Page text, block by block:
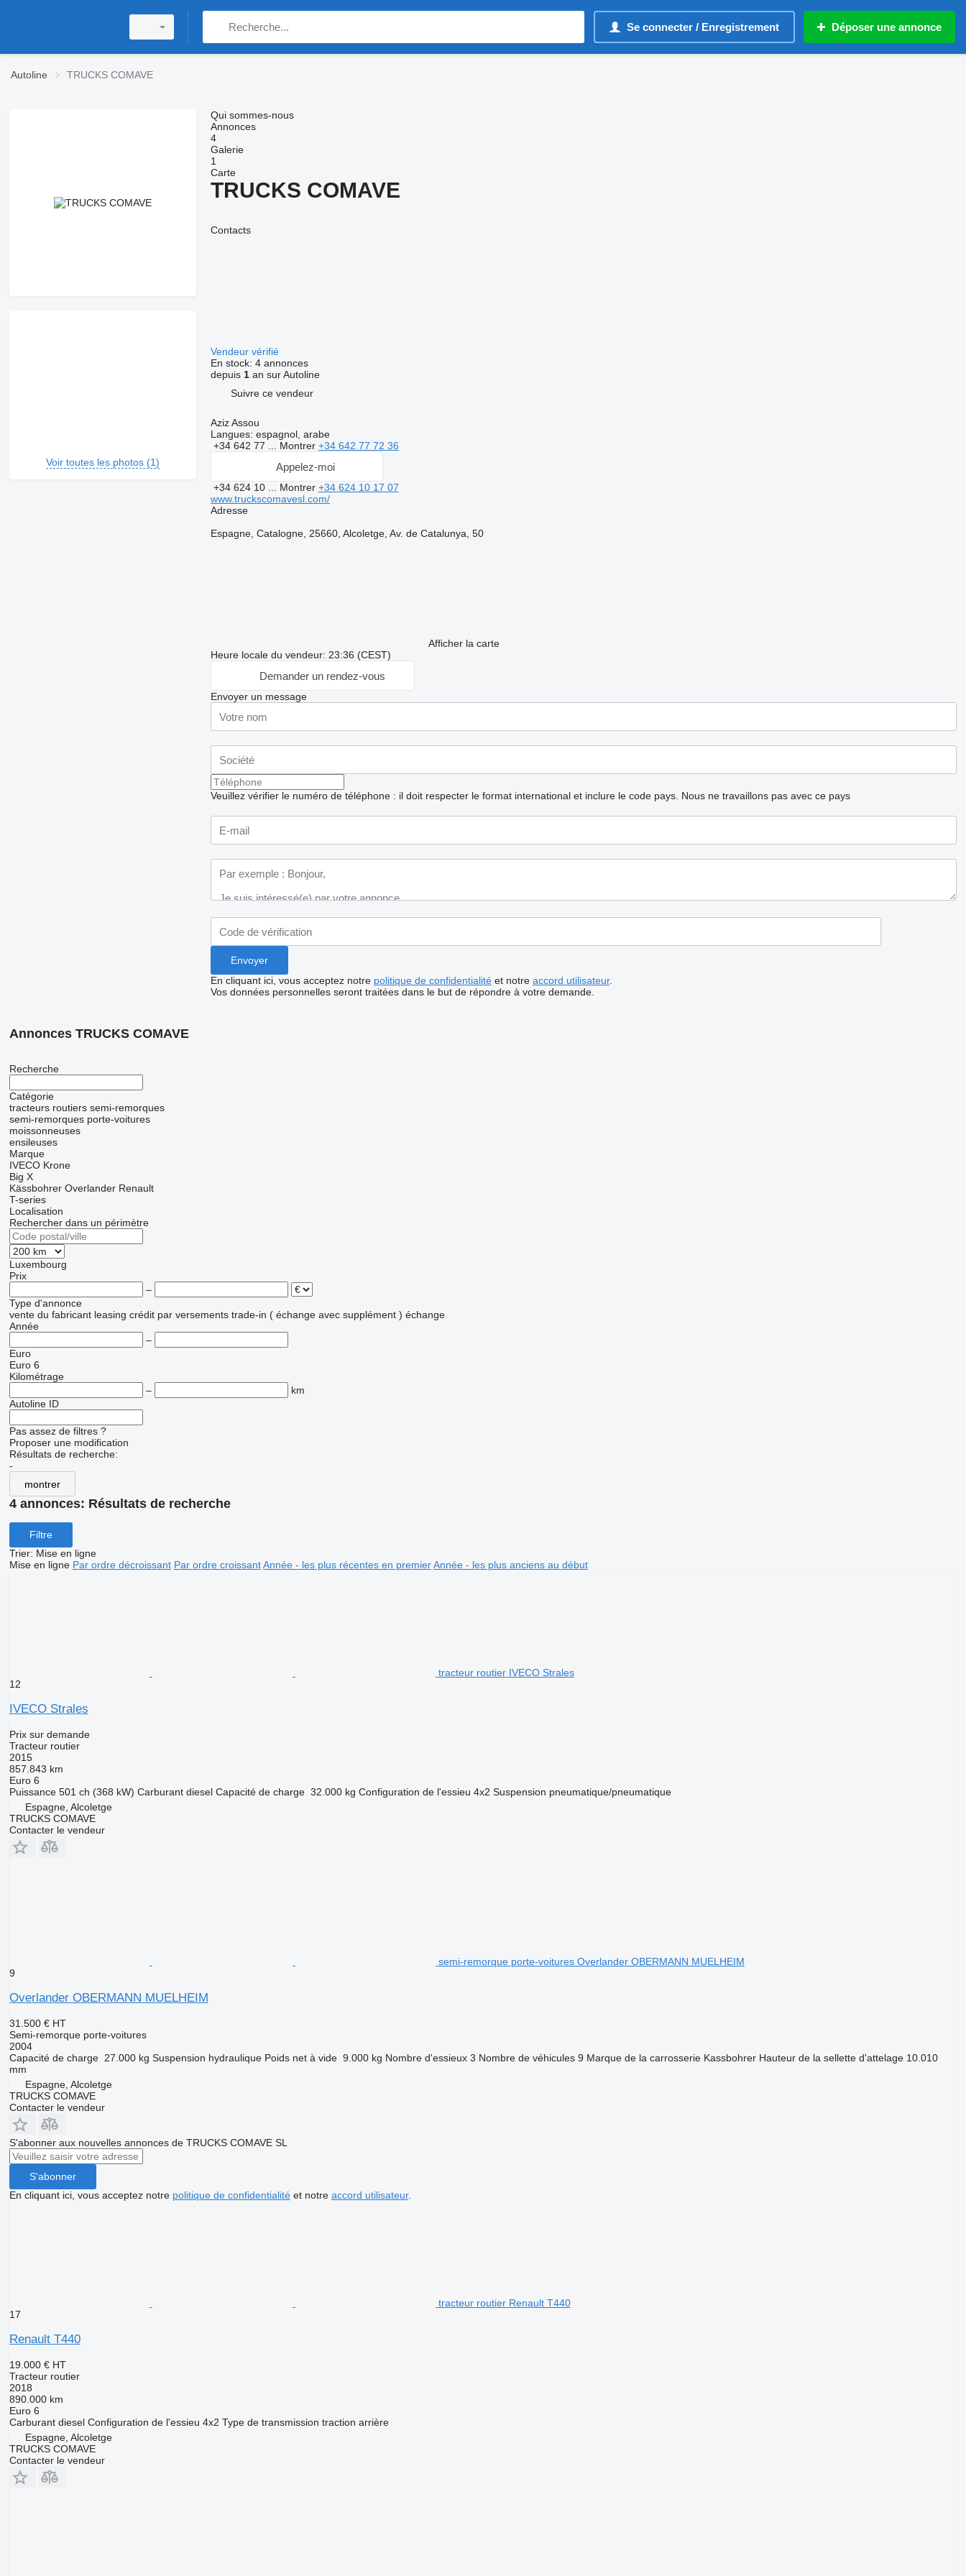
Se connecter / Enregistrement Déposer une annonce
Autoline TRUCKS COMAVE
Voir toutes les photos (1)
Qui sommes-nous
Annonces
4
Galerie
1
Carte
TRUCKS COMAVE
Contacts
Vendeur vérifié
En stock: 4 annonces
depuis 1an sur Autoline
Suivre ce vendeur
Aziz Assou
Langues: espagnol, arabe
+34 642 77 ... Montrer +34 642 77 72 36
Appelez-moi
+34 624 10 ... Montrer +34 624 10 17 07
www.truckscomavesl.com/
Adresse
Espagne, Catalogne, 25660, Alcoletge, Av. de Catalunya, 50
Afficher la carte
Heure locale du vendeur: 23:36 (CEST)
Demander un rendez-vous
Envoyer un message
Veuillez vérifier le numéro de téléphone : il doit respecter le format international et inclure le code pays. Nous ne travaillons pas avec ce pays
En cliquant ici, vous acceptez notre politique de confidentialitéet notre accord utilisateur.
Vos données personnelles seront traitées dans le but de répondre à votre demande.
Annonces TRUCKS COMAVE
Recherche
Catégorie
tracteurs routiers semi-remorques
semi-remorques porte-voitures
moissonneuses
ensileuses
Marque
IVECO Krone
Big X
Kässbohrer Overlander Renault
T-series
Localisation
Rechercher dans un périmètre
Luxembourg
Prix
–
Type d'annonce
vente du fabricant leasing crédit par versements trade-in ( échange avec supplément ) échange
Année
–
Euro
Euro 6
Kilométrage
–
km
Autoline ID
Pas assez de filtres ?
Proposer une modification
Résultats de recherche:
-
montrer
4 annonces: Résultats de recherche
Filtre
Trier: Mise en ligne
Mise en ligne Par ordre décroissant Par ordre croissant Année - les plus récentes en premier Année - les plus anciens au début
tracteur routier IVECO Strales
12
IVECO Strales
Prix sur demande
Tracteur routier
2015
857.843 km
Euro 6
Puissance 501 ch (368 kW) Carburant diesel Capacité de charge 32.000 kg Configuration de l'essieu 4x2 Suspension pneumatique/pneumatique
Espagne, Alcoletge
TRUCKS COMAVE
Contacter le vendeur
semi-remorque porte-voitures Overlander OBERMANN MUELHEIM
9
Overlander OBERMANN MUELHEIM
31.500 € HT
Semi-remorque porte-voitures
2004
Capacité de charge 27.000 kg Suspension hydraulique Poids net à vide 9.000 kg Nombre d'essieux 3 Nombre de véhicules 9 Marque de la carrosserie Kassbohrer Hauteur de la sellette d'attelage 10.010
mm
Espagne, Alcoletge
TRUCKS COMAVE
Contacter le vendeur
S'abonner aux nouvelles annonces de TRUCKS COMAVE SL
S'abonner
En cliquant ici, vous acceptez notre politique de confidentialitéet notre accord utilisateur.
tracteur routier Renault T440
17
Renault T440
19.000 € HT
Tracteur routier
2018
890.000 km
Euro 6
Carburant diesel Configuration de l'essieu 4x2 Type de transmission traction arrière
Espagne, Alcoletge
TRUCKS COMAVE
Contacter le vendeur